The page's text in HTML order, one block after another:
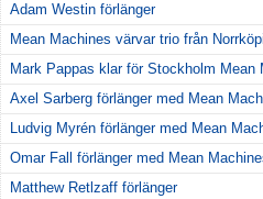
Adam Westin förlänger
Mean Machines värvar trio från
Mark Pappas klar för Stockholm Mean
Axel Sarberg förlänger med Mean
Ludvig Myrén förlänger med Mean
Omar Fall förlänger med Mean
Matthew Retlzaff förlänger